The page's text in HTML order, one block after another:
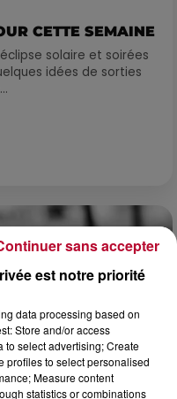
CETTE SEMAINE
solaire et soirées
idées de sorties
est notre priorité
data processing based on
Store and/or access
to select advertising; Create
profiles to select personalised
Measure content
statistics or combinations
sans accepter